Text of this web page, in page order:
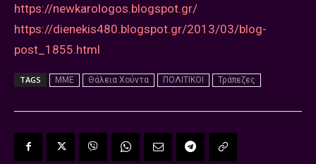
https://newkarologos.blogspot.gr/
https://dienekis480.blogspot.gr/2013/03/blog-
post_1855.html
TAGS MME Θάλεια Χούντα ΠΟΛΙΤΙΚΟΙ Τράπεζες